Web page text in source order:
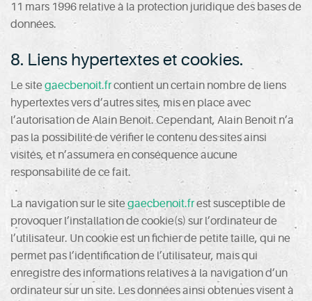
11 mars 1996 relative à la protection juridique des bases de
données.
8. Liens hypertextes et cookies.
Le site gaecbenoit.frcontient un certain nombre de liens
hypertextes vers d’autres sites, mis en place avec
l’autorisation de Alain Benoit. Cependant, Alain Benoit n’a
pas la possibilité de vérifier le contenu des sites ainsi
visités, et n’assumera en conséquence aucune
responsabilité de ce fait.
La navigation sur le site gaecbenoit.frest susceptible de
provoquer l’installation de cookie(s) sur l’ordinateur de
l’utilisateur. Un cookie est un fichier de petite taille, qui ne
permet pas l’identification de l’utilisateur, mais qui
enregistre des informations relatives à la navigation d’un
ordinateur sur un site. Les données ainsi obtenues visent à